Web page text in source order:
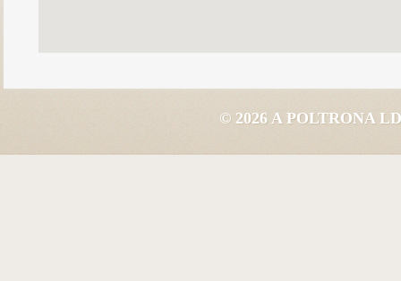
© 2026 A POLTRONA